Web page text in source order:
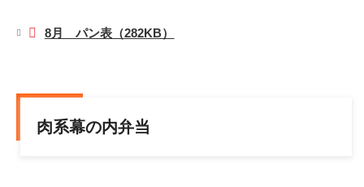
8月 パン表（282KB）
肉系幕の内弁当